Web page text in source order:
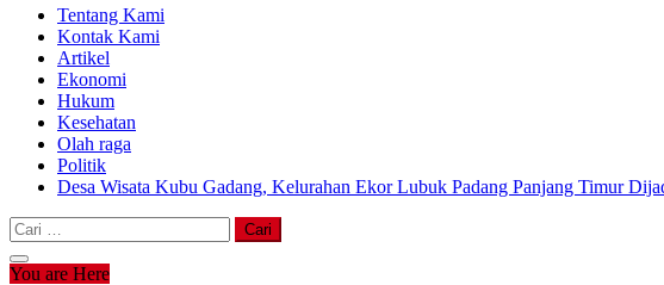
Tentang Kami
Kontak Kami
Artikel
Ekonomi
Hukum
Kesehatan
Olah raga
Politik
Desa Wisata Kubu Gadang, Kelurahan Ekor Lubuk Padang Panjang Timur
Cari
untuk:
You are Here